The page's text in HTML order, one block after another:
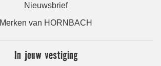
Nieuwsbrief
Merken van HORNBACH
In jouw vestiging